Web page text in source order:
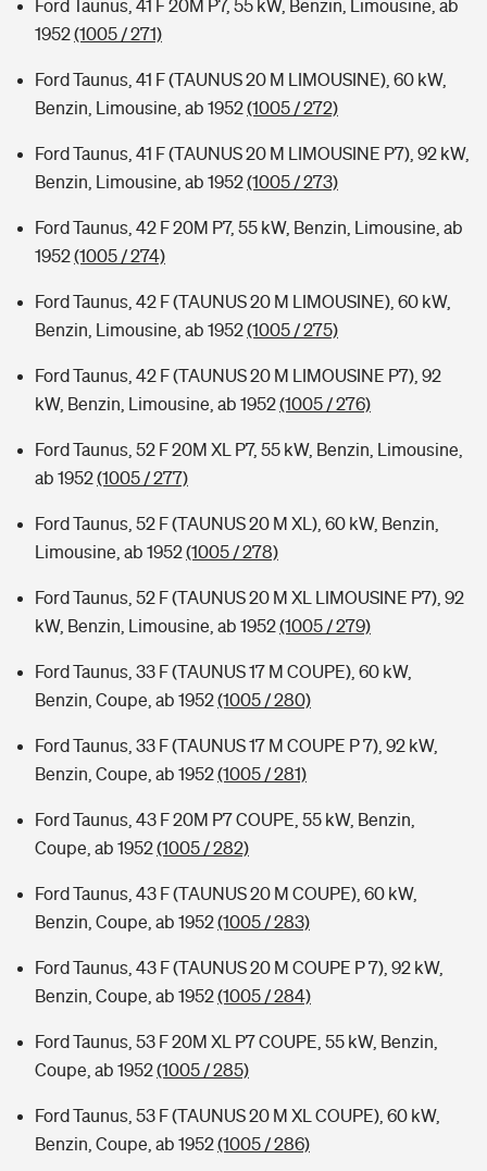
Ford Taunus, 41 F 20M P7, 55 kW, Benzin, Limousine, ab
1952(1005 / 271)
Ford Taunus, 41 F (TAUNUS 20 M LIMOUSINE), 60 kW,
Benzin, Limousine, ab 1952(1005 / 272)
Ford Taunus, 41 F (TAUNUS 20 M LIMOUSINE P7), 92 kW,
Benzin, Limousine, ab 1952(1005 / 273)
Ford Taunus, 42 F 20M P7, 55 kW, Benzin, Limousine, ab
1952(1005 / 274)
Ford Taunus, 42 F (TAUNUS 20 M LIMOUSINE), 60 kW,
Benzin, Limousine, ab 1952(1005 / 275)
Ford Taunus, 42 F (TAUNUS 20 M LIMOUSINE P7), 92
kW, Benzin, Limousine, ab 1952(1005 / 276)
Ford Taunus, 52 F 20M XL P7, 55 kW, Benzin, Limousine,
ab 1952(1005 / 277)
Ford Taunus, 52 F (TAUNUS 20 M XL), 60 kW, Benzin,
Limousine, ab 1952(1005 / 278)
Ford Taunus, 52 F (TAUNUS 20 M XL LIMOUSINE P7), 92
kW, Benzin, Limousine, ab 1952(1005 / 279)
Ford Taunus, 33 F (TAUNUS 17 M COUPE), 60 kW,
Benzin, Coupe, ab 1952(1005 / 280)
Ford Taunus, 33 F (TAUNUS 17 M COUPE P 7), 92 kW,
Benzin, Coupe, ab 1952(1005 / 281)
Ford Taunus, 43 F 20M P7 COUPE, 55 kW, Benzin,
Coupe, ab 1952(1005 / 282)
Ford Taunus, 43 F (TAUNUS 20 M COUPE), 60 kW,
Benzin, Coupe, ab 1952(1005 / 283)
Ford Taunus, 43 F (TAUNUS 20 M COUPE P 7), 92 kW,
Benzin, Coupe, ab 1952(1005 / 284)
Ford Taunus, 53 F 20M XL P7 COUPE, 55 kW, Benzin,
Coupe, ab 1952(1005 / 285)
Ford Taunus, 53 F (TAUNUS 20 M XL COUPE), 60 kW,
Benzin, Coupe, ab 1952(1005 / 286)